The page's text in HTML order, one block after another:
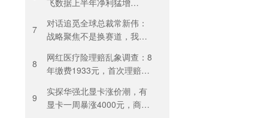
元
7
对话追觅全球总裁常新伟：
战略聚焦不是换赛道，我们
8
网红医疗险理赔乱象调查：8
年缴费1933元，首次理赔被
出”困住投保人
9
实探华强北显卡涨价潮，有
显卡一周暴涨4000元，商